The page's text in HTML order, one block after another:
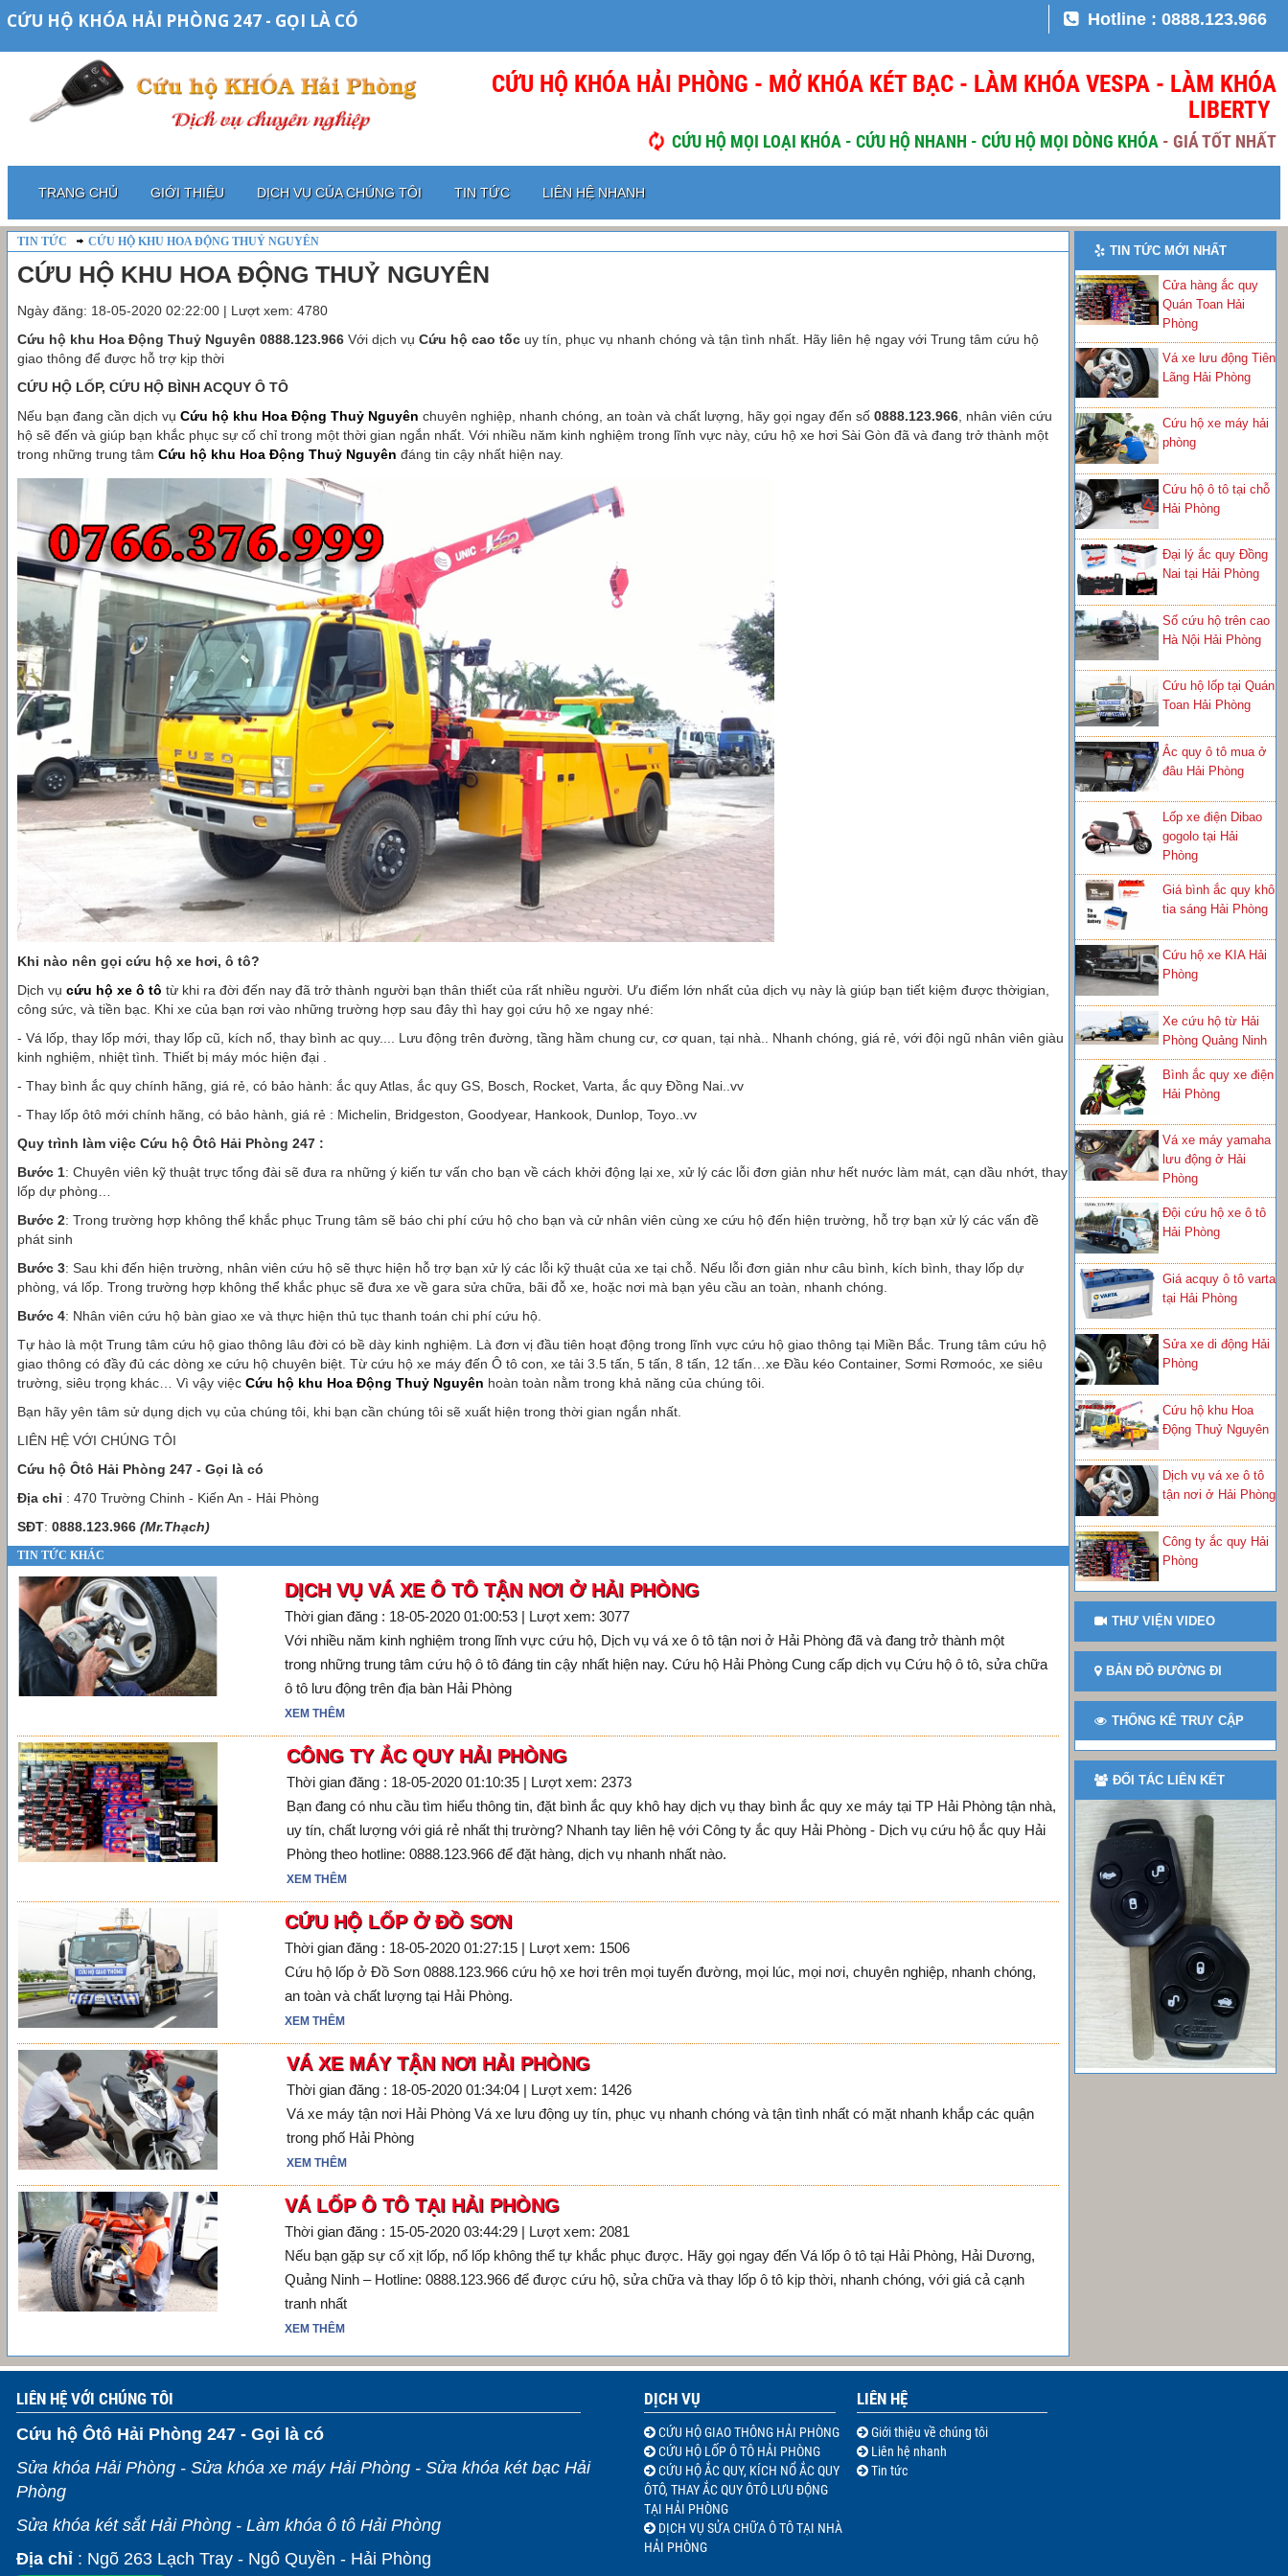
CỨU HỘ KHÓA HẢI PHÒNG 247 - GỌI LÀ CÓ Hotline : 0888.123.966
CỨU HỘ KHÓA HẢI PHÒNG - MỞ KHÓA KÉT BẠC - LÀM KHÓA VESPA - LÀM KHÓA
LIBERTY
CỨU HỘ MỌI LOẠI KHÓA - CỨU HỘ NHANH - CỨU HỘ MỌI DÒNG KHÓA -GIÁ TỐT NHẤT
TRANG CHỦ GIỚI THIỆU DỊCH VỤ CỦA CHÚNG TÔI TIN TỨC LIÊN HỆ NHANH
TIN TỨC CỨU HỘ KHU HOA ĐỘNG THUỶ NGUYÊN
CỨU HỘ KHU HOA ĐỘNG THUỶ NGUYÊN
Ngày đăng: 18-05-2020 02:22:00 | Lượt xem: 4780
Cứu hộ khu Hoa Động Thuỷ Nguyên 0888.123.966 Với dịch vụ Cứu hộ cao tốcuy tín, phục vụ nhanh chóng và tận tình nhất. Hãy liên hệ ngay với Trung tâm cứu hộ
giao thông để được hỗ trợ kịp thời
CỨU HỘ LỐP, CỨU HỘ BÌNH ACQUY Ô TÔ
Nếu bạn đang cần dịch vụ Cứu hộ khu Hoa Động Thuỷ Nguyên chuyên nghiệp, nhanh chóng, an toàn và chất lượng, hãy gọi ngay đến số 0888.123.966, nhân viên cứu
hộ sẽ đến và giúp bạn khắc phục sự cố chỉ trong một thời gian ngắn nhất. Với nhiều năm kinh nghiệm trong lĩnh vực này, cứu hộ xe hơi Sài Gòn đã và đang trở thành một
trong những trung tâm Cứu hộ khu Hoa Động Thuỷ Nguyên đáng tin cậy nhất hiện nay.
Khi nào nên gọi cứu hộ xe hơi, ô tô?
Dịch vụ cứu hộ xe ô tô từ khi ra đời đến nay đã trở thành người bạn thân thiết của rất nhiều người. Ưu điểm lớn nhất của dịch vụ này là giúp bạn tiết kiệm được thờigian,
công sức, và tiền bạc. Khi xe của bạn rơi vào những trường hợp sau đây thì hay gọi cứu hộ xe ngay nhé:
- Vá lốp, thay lốp mới, thay lốp cũ, kích nổ, thay bình ac quy.... Lưu động trên đường, tầng hầm chung cư, cơ quan, tại nhà.. Nhanh chóng, giá rẻ, với đội ngũ nhân viên giàu
kinh nghiệm, nhiệt tình. Thiết bị máy móc hiện đại .
- Thay bình ắc quy chính hãng, giá rẻ, có bảo hành: ắc quy Atlas, ắc quy GS, Bosch, Rocket, Varta, ắc quy Đồng Nai..vv
- Thay lốp ôtô mới chính hãng, có bảo hành, giá rẻ : Michelin, Bridgeston, Goodyear, Hankook, Dunlop, Toyo..vv
Quy trình làm việc Cứu hộ Ôtô Hải Phòng 247 :
Bước 1: Chuyên viên kỹ thuật trực tổng đài sẽ đưa ra những ý kiến tư vấn cho bạn về cách khởi động lại xe, xử lý các lỗi đơn giản như hết nước làm mát, cạn dầu nhớt, thay
lốp dự phòng…
Bước 2: Trong trường hợp không thể khắc phục Trung tâm sẽ báo chi phí cứu hộ cho bạn và cử nhân viên cùng xe cứu hộ đến hiện trường, hỗ trợ bạn xử lý các vấn đề
phát sinh
Bước 3: Sau khi đến hiện trường, nhân viên cứu hộ sẽ thực hiện hỗ trợ bạn xử lý các lỗi kỹ thuật của xe tại chỗ. Nếu lỗi đơn giản như câu bình, kích bình, thay lốp dự
phòng, vá lốp. Trong trường hợp không thể khắc phục sẽ đưa xe về gara sửa chữa, bãi đỗ xe, hoặc nơi mà bạn yêu cầu an toàn, nhanh chóng.
Bước 4: Nhân viên cứu hộ bàn giao xe và thực hiện thủ tục thanh toán chi phí cứu hộ.
Tự hào là một Trung tâm cứu hộ giao thông lâu đời có bề dày kinh nghiệm. Là đơn vị đầu tiên hoạt động trong lĩnh vực cứu hộ giao thông tại Miền Bắc. Trung tâm cứu hộ
giao thông có đầy đủ các dòng xe cứu hộ chuyên biệt. Từ cứu hộ xe máy đến Ô tô con, xe tải 3.5 tấn, 5 tấn, 8 tấn, 12 tấn…xe Đầu kéo Container, Sơmi Rơmoóc, xe siêu
trường, siêu trọng khác… Vì vậy việc Cứu hộ khu Hoa Động Thuỷ Nguyên hoàn toàn nằm trong khả năng của chúng tôi.
Bạn hãy yên tâm sử dụng dịch vụ của chúng tôi, khi bạn cần chúng tôi sẽ xuất hiện trong thời gian ngắn nhất.
LIÊN HỆ VỚI CHÚNG TÔI
Cứu hộ Ôtô Hải Phòng 247 - Gọi là có
Địa chỉ : 470 Trường Chinh - Kiến An - Hải Phòng
SĐT: 0888.123.966 (Mr.Thạch)
TIN TỨC KHÁC
DỊCH VỤ VÁ XE Ô TÔ TẬN NƠI Ở HẢI PHÒNG
Thời gian đăng : 18-05-2020 01:00:53 | Lượt xem: 3077
Với nhiều năm kinh nghiệm trong lĩnh vực cứu hộ, Dịch vụ vá xe ô tô tận nơi ở Hải Phòng đã và đang trở thành một
trong những trung tâm cứu hộ ô tô đáng tin cậy nhất hiện nay. Cứu hộ Hải Phòng Cung cấp dịch vụ Cứu hộ ô tô, sửa chữa
ô tô lưu động trên địa bàn Hải Phòng
XEM THÊM
CÔNG TY ẮC QUY HẢI PHÒNG
Thời gian đăng : 18-05-2020 01:10:35 | Lượt xem: 2373
Bạn đang có nhu cầu tìm hiểu thông tin, đặt bình ắc quy khô hay dịch vụ thay bình ắc quy xe máy tại TP Hải Phòng tận nhà,
uy tín, chất lượng với giá rẻ nhất thị trường? Nhanh tay liên hệ với Công ty ắc quy Hải Phòng - Dịch vụ cứu hộ ắc quy Hải
Phòng theo hotline: 0888.123.966 để đặt hàng, dịch vụ nhanh nhất nào.
XEM THÊM
CỨU HỘ LỐP Ở ĐỒ SƠN
Thời gian đăng : 18-05-2020 01:27:15 | Lượt xem: 1506
Cứu hộ lốp ở Đồ Sơn 0888.123.966 cứu hộ xe hơi trên mọi tuyến đường, mọi lúc, mọi nơi, chuyên nghiệp, nhanh chóng,
an toàn và chất lượng tại Hải Phòng.
XEM THÊM
VÁ XE MÁY TẬN NƠI HẢI PHÒNG
Thời gian đăng : 18-05-2020 01:34:04 | Lượt xem: 1426
Vá xe máy tận nơi Hải Phòng Vá xe lưu động uy tín, phục vụ nhanh chóng và tận tình nhất có mặt nhanh khắp các quận
trong phố Hải Phòng
XEM THÊM
VÁ LỐP Ô TÔ TẠI HẢI PHÒNG
Thời gian đăng : 15-05-2020 03:44:29 | Lượt xem: 2081
Nếu bạn gặp sự cố xịt lốp, nổ lốp không thể tự khắc phục được. Hãy gọi ngay đến Vá lốp ô tô tại Hải Phòng, Hải Dương,
Quảng Ninh – Hotline: 0888.123.966 để được cứu hộ, sửa chữa và thay lốp ô tô kịp thời, nhanh chóng, với giá cả cạnh
tranh nhất
XEM THÊM
TIN TỨC MỚI NHẤT
Cửa hàng ắc quy
Quán Toan Hải
Phòng
Vá xe lưu động Tiên
Lãng Hải Phòng
Cứu hộ xe máy hải
phòng
Cứu hộ ô tô tại chỗ
Hải Phòng
Đại lý ắc quy Đồng
Nai tại Hải Phòng
Số cứu hộ trên cao
Hà Nội Hải Phòng
Cứu hộ lốp tại Quán
Toan Hải Phòng
Ắc quy ô tô mua ở
đâu Hải Phòng
Lốp xe điện Dibao
gogolo tại Hải
Phòng
Giá bình ắc quy khô
tia sáng Hải Phòng
Cứu hộ xe KIA Hải
Phòng
Xe cứu hộ từ Hải
Phòng Quảng Ninh
Bình ắc quy xe điện
Hải Phòng
Vá xe máy yamaha
lưu động ở Hải
Phòng
Đội cứu hộ xe ô tô
Hải Phòng
Giá acquy ô tô varta
tại Hải Phòng
Sửa xe di động Hải
Phòng
Cứu hộ khu Hoa
Động Thuỷ Nguyên
Dịch vụ vá xe ô tô
tận nơi ở Hải Phòng
Công ty ắc quy Hải
Phòng
THƯ VIỆN VIDEO
BẢN ĐỒ ĐƯỜNG ĐI
THỐNG KÊ TRUY CẬP
ĐỐI TÁC LIÊN KẾT
LIÊN HỆ VỚI CHÚNG TÔI
Cứu hộ Ôtô Hải Phòng 247 - Gọi là có
Sửa khóa Hải Phòng - Sửa khóa xe máy Hải Phòng - Sửa khóa két bạc Hải
Phòng
Sửa khóa két sắt Hải Phòng - Làm khóa ô tô Hải Phòng
Địa chỉ : Ngõ 263 Lạch Tray - Ngô Quyền - Hải Phòng
DỊCH VỤ
CỨU HỘ GIAO THÔNG HẢI PHÒNG
CỨU HỘ LỐP Ô TÔ HẢI PHÒNG
CỨU HỘ ẮC QUY, KÍCH NỔ ẮC QUY
ÔTÔ, THAY ẮC QUY ÔTÔ LƯU ĐỘNG
TẠI HẢI PHÒNG
DỊCH VỤ SỬA CHỮA Ô TÔ TẠI NHÀ
HẢI PHÒNG
LIÊN HỆ
Giới thiệu về chúng tôi
Liên hệ nhanh
Tin tức